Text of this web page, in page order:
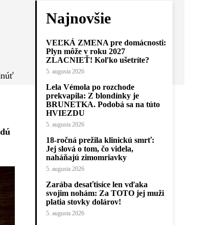
Najnovšie
VEĽKÁ ZMENA pre domácnosti:
Plyn môže v roku 2027
ZLACNIEŤ! Koľko ušetríte?
5. augusta 2026
Lela Vémola po rozchode
prekvapila: Z blondínky je
BRUNETKA. Podobá sa na túto
HVIEZDU
5. augusta 2026
18-ročná prežila klinickú smrť:
Jej slová o tom, čo videla,
naháňajú zimomriavky
5. augusta 2026
Zarába desaťtisíce len vďaka
svojim nohám: Za TOTO jej muži
platia stovky dolárov!
5. augusta 2026